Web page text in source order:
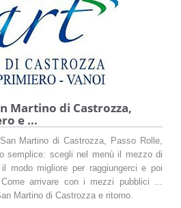
Martino di Castrozza,
e ...
Martino di Castrozza, Passo Rolle,
semplice: scegli nel menù il mezzo di
modo migliore per raggiungerci e poi
arrivare con i mezzi pubblici ...
Martino di Castrozza e ritorno.